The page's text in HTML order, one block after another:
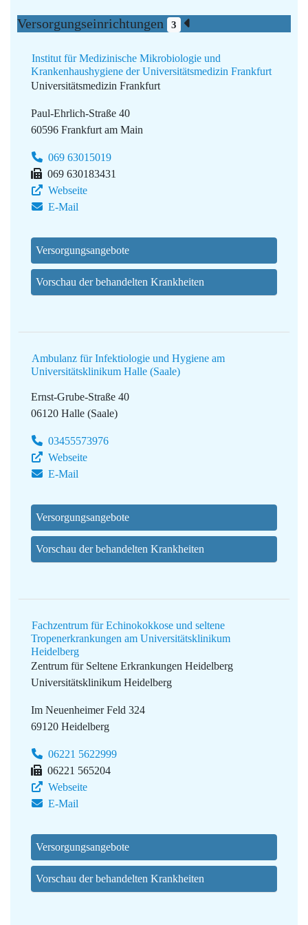
Versorgungseinrichtungen 3
Institut für Medizinische Mikrobiologie und
Krankenhaushygiene der Universitätsmedizin Frankfurt
Universitätsmedizin Frankfurt
Paul-Ehrlich-Straße 40
60596 Frankfurt am Main
069 63015019
069 630183431
Webseite
E-Mail
Versorgungsangebote
Vorschau der behandelten Krankheiten
Ambulanz für Infektiologie und Hygiene am
Universitätsklinikum Halle (Saale)
Ernst-Grube-Straße 40
06120 Halle (Saale)
03455573976
Webseite
E-Mail
Versorgungsangebote
Vorschau der behandelten Krankheiten
Fachzentrum für Echinokokkose und seltene
Tropenerkrankungen am Universitätsklinikum
Heidelberg
Zentrum für Seltene Erkrankungen Heidelberg
Universitätsklinikum Heidelberg
Im Neuenheimer Feld 324
69120 Heidelberg
06221 5622999
06221 565204
Webseite
E-Mail
Versorgungsangebote
Vorschau der behandelten Krankheiten